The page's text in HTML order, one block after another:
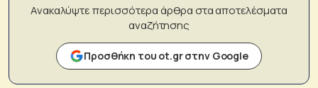
Ανακαλύψτε περισσότερα άρθρα στα αποτελέσματα
αναζήτησης
Προσθήκη του ot.gr στην Google